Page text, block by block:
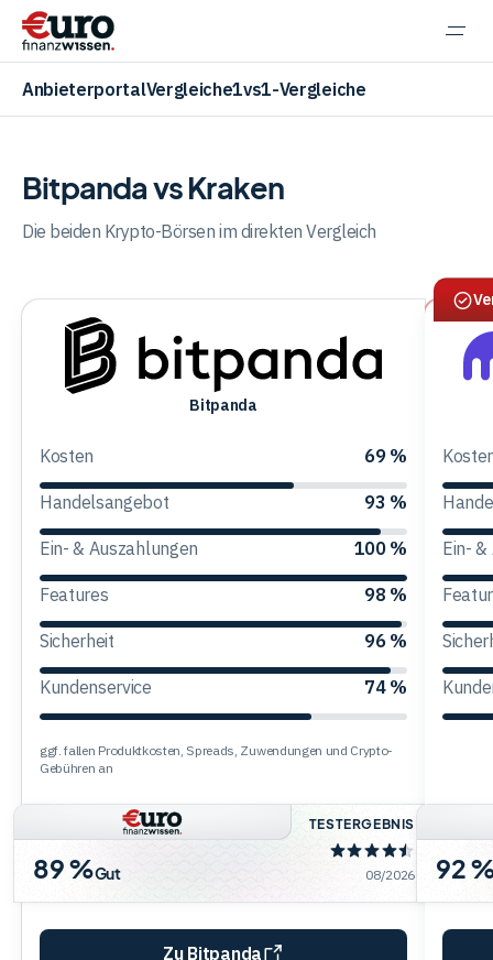
AnbieterportalVergleiche1vs1-Vergleiche
Aktien
ETF
Krypto
Banking
Trading
Rohstoffe
Finanzen
Anleihen
Bitpanda vs Kraken
Die beiden Krypto-Börsen im direkten Vergleich
Bitpanda
Kosten 69 %
Handelsangebot 93 %
Ein- & Auszahlungen 100 %
Features 98 %
Sicherheit 96 %
Kundenservice 74 %
ggf. fallen Produktkosten, Spreads, Zuwendungen und Crypto-
Gebühren an
89 %Gut
TESTERGEBNIS
08/2026
Zu Bitpanda
Ein-
92